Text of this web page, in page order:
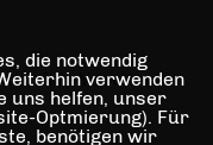
ich Ihre Vetreterin im
die notwendig
verwenden
uns helfen, unser
Optmierung). Für
benötigen wir